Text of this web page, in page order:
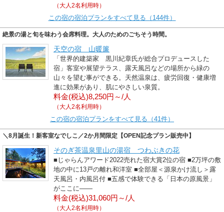
（大人2名利用時）
この宿の宿泊プランをすべて見る（144件）
絶景の湯と旬を味わう会席料理。大人のためのごちそう時間。
天空の宿 山暖簾
「世界的建築家 黒川紀章氏が総合プロデュースした
宿」客室や展望テラス、露天風呂などの場所から緑の
山々を望む事ができる。天然温泉は、疲労回復・健康増
進に効果があり、肌にやさしい泉質。
料金(税込)8,250円～/人
（大人2名利用時）
この宿の宿泊プランをすべて見る（41件）
＼8月誕生！新客室なでしこ／2か月間限定【OPEN記念プラン販売中】
そのぎ茶温泉里山の湯宿 つわぶきの花
■じゃらんアワード2022売れた宿大賞2位の宿 ■2万坪の敷
地の中に13戸の離れ和洋室 ■全部屋＜源泉かけ流し＞露
天風呂・内風呂付 ■五感で体験できる「日本の原風景」
がここに――
料金(税込)31,060円～/人
（大人2名利用時）